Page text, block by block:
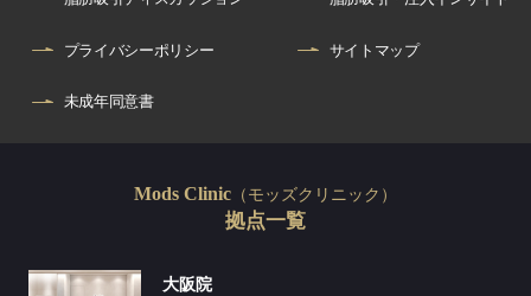
プライバシーポリシー サイトマップ
未成年同意書
Mods Clinic （モッズクリニック）
拠点一覧
大阪院